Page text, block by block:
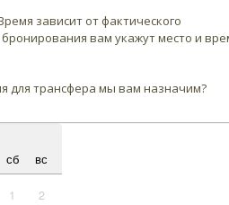
зависит от фактического
вам укажут место и
для трансфера мы вам назначим?
сб вс
1
2